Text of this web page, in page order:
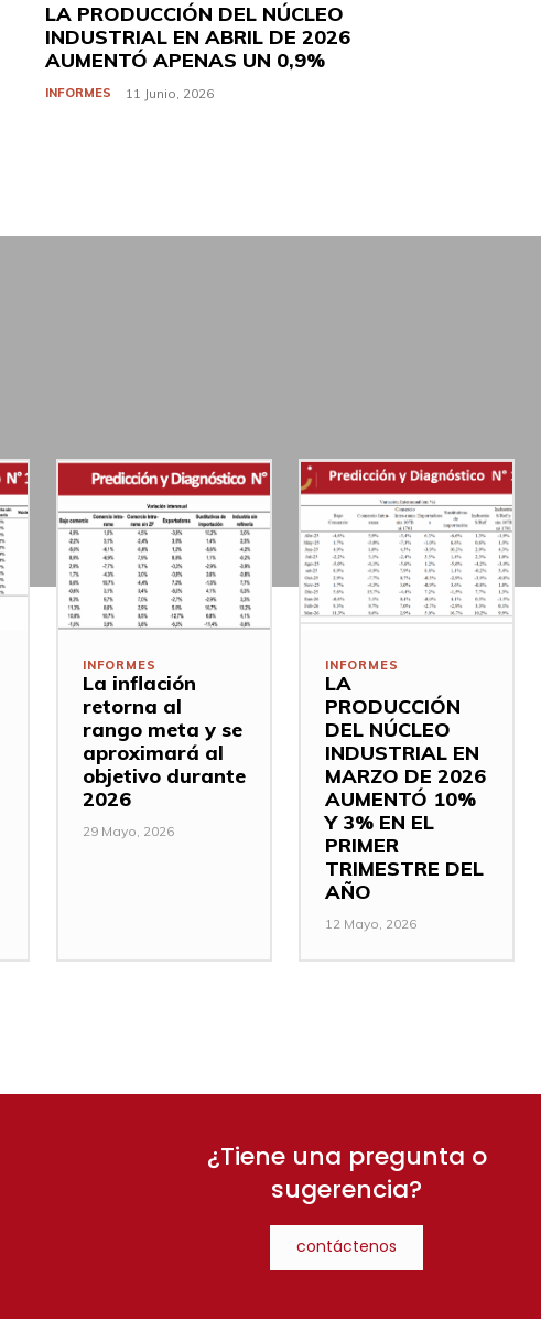
LA PRODUCCIÓN DEL NÚCLEO
INDUSTRIAL EN ABRIL DE 2026
AUMENTÓ APENAS UN 0,9%
INFORMES 11 Junio, 2026
INFORMES
La inflación
retorna al
rango meta y se
aproximará al
objetivo durante
2026
29 Mayo, 2026
INFORMES
LA
PRODUCCIÓN
DEL NÚCLEO
INDUSTRIAL EN
MARZO DE 2026
AUMENTÓ 10%
Y 3% EN EL
PRIMER
TRIMESTRE DEL
AÑO
12 Mayo, 2026
¿Tiene una pregunta o
sugerencia?
contáctenos